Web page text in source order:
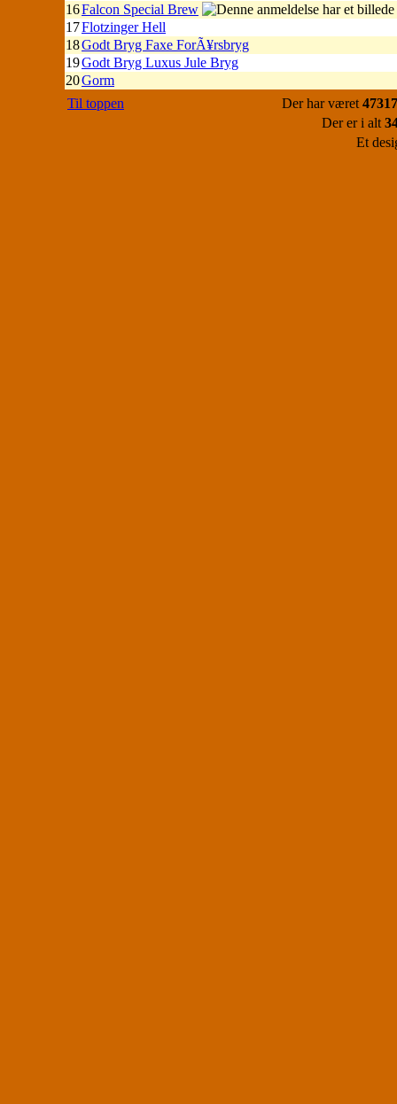
16Falcon Special Brew
17Flotzinger Hell
18Godt Bryg Faxe ForÃ¥rsbryg
19Godt Bryg Luxus Jule Bryg
20Gorm
Til toppen
Der har været
Der er i alt
Et